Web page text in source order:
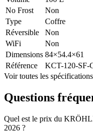
No Frost
Non
Type
Coffre
Réversible
Non
WiFi
Non
Dimensions 84×54.4×61
Référence
KCT-120-SF-
Voir toutes les
Questions
Quel est le prix du
2026 ?